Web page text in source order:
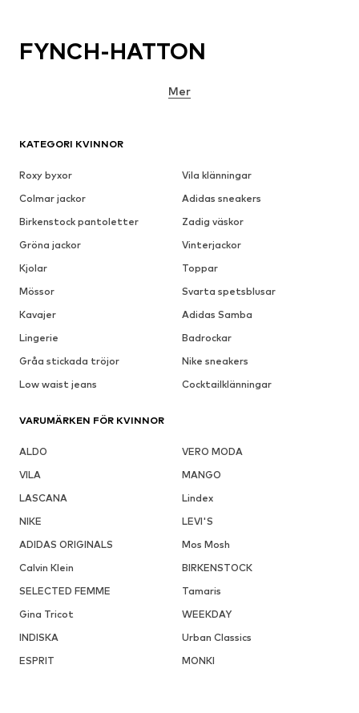
KATEGORI KVINNOR
Roxy byxor
Vila klänningar
Colmar jackor
Adidas sneakers
Birkenstock pantoletter
Zadig väskor
Gröna jackor
Vinterjackor
Kjolar
Toppar
Mössor
Svarta spetsblusar
Kavajer
Adidas Samba
Lingerie
Badrockar
Gråa stickada tröjor
Nike sneakers
Low waist jeans
Cocktailklänningar
VARUMÄRKEN FÖR KVINNOR
ALDO
VERO MODA
VILA
MANGO
LASCANA
Lindex
NIKE
LEVI'S
ADIDAS ORIGINALS
Mos Mosh
Calvin Klein
BIRKENSTOCK
SELECTED FEMME
Tamaris
Gina Tricot
WEEKDAY
INDISKA
Urban Classics
ESPRIT
MONKI
FYNCH-HATTON
Mer